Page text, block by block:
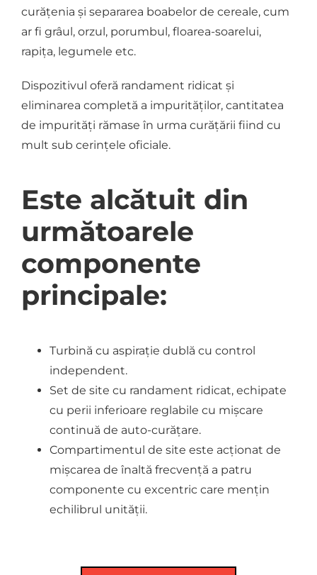
curățenia și separarea boabelor de cereale, cum
ar fi grâul, orzul, porumbul, floarea-soarelui,
rapița, legumele etc.
Dispozitivul oferă randament ridicat și
eliminarea completă a impurităților, cantitatea
de impurități rămase în urma curățării fiind cu
mult sub cerințele oficiale.
Este alcătuit din
următoarele
componente
principale:
Turbină cu aspirație dublă cu control
independent.
Set de site cu randament ridicat, echipate
cu perii inferioare reglabile cu mișcare
continuă de auto-curățare.
Compartimentul de site este acționat de
mișcarea de înaltă frecvență a patru
componente cu excentric care mențin
echilibrul unității.